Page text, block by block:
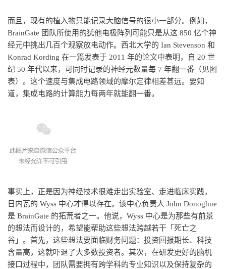
而且，现有的植入物只能记录大脑信号的很小一部分。例如，
BrainGate 团队所使用的犹他电极阵列可能只是从这 850 亿个神
经元中挑出几百个观察放电动作。西北大学的 Ian Stevenson 和
Konrad Kording 在一篇发表于 2011 年的论文中表明，自 20 世
纪 50 年代以来，可同时记录的神经元数量每 7 年翻一番（见图
表）。这个速度与集成电路领域的摩尔定律相差甚远。要知
道，集成电路的计算能力每两年就能翻一番。
事实上，正是因为神经技术很难走出实验室、走进临床实践，
日内瓦的 Wyss 中心才得以存在。该中心负责人 John Donoghue
是 BrainGate 的拓荒者之一。他说，Wyss 中心是为那些有前景
的想法而设计的，希望能帮助这些想法跨越若干「死亡之
谷」。首先，这些想法要面临财务问题：投资回报期长、科技
含量高，这就吓退了大多数投资者。其次，在研发更好的脑机
接口过程中，团队需要拥有跨学科的专业知识以及保持复杂的